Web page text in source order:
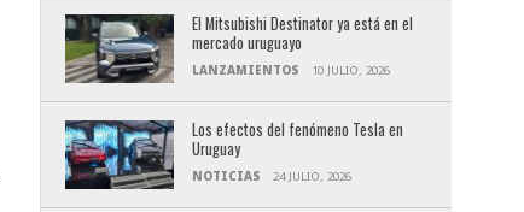
El Mitsubishi Destinator ya está en el
mercado uruguayo
LANZAMIENTOS 10 JULIO, 2026
Los efectos del fenómeno Tesla en
Uruguay
NOTICIAS 24 JULIO, 2026